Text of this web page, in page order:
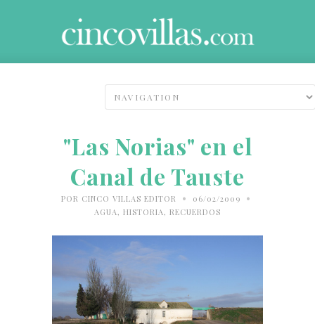
"Las Norias" en el
Canal de Tauste
POR CINCO VILLAS EDITOR • 06/02/2009 •
AGUA , HISTORIA , RECUERDOS